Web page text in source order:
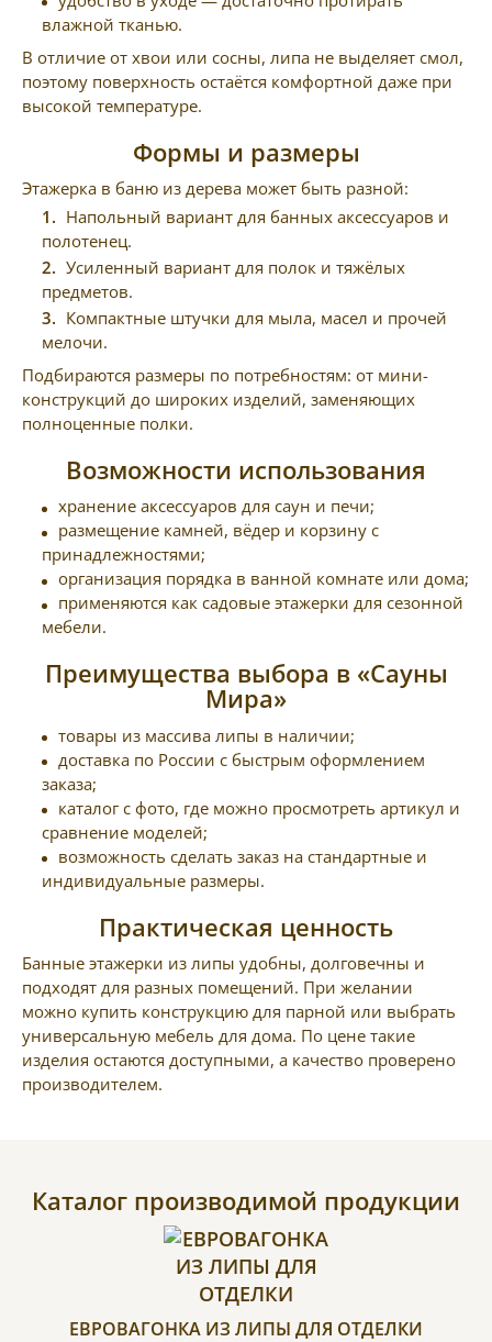
влажной тканью.
В отличие от хвои или сосны, липа не выделяет смол,
поэтому поверхность остаётся комфортной даже при
высокой температуре.
Формы и размеры
Этажерка в баню из дерева может быть разной:
Напольный вариант для банных аксессуаров и
полотенец.
Усиленный вариант для полок и тяжёлых
предметов.
Компактные штучки для мыла, масел и прочей
мелочи.
Подбираются размеры по потребностям: от мини-
конструкций до широких изделий, заменяющих
полноценные полки.
Возможности использования
хранение аксессуаров для саун и печи;
размещение камней, вёдер и корзину с
принадлежностями;
организация порядка в ванной комнате или дома;
применяются как садовые этажерки для сезонной
мебели.
Преимущества выбора в «Сауны
Мира»
товары из массива липы в наличии;
доставка по России с быстрым оформлением
заказа;
каталог с фото, где можно просмотреть артикул и
сравнение моделей;
возможность сделать заказ на стандартные и
индивидуальные размеры.
Практическая ценность
Банные этажерки из липы удобны, долговечны и
подходят для разных помещений. При желании
можно купить конструкцию для парной или выбрать
универсальную мебель для дома. По цене такие
изделия остаются доступными, а качество проверено
производителем.
Каталог производимой продукции
ЕВРОВАГОНКА ИЗ ЛИПЫ ДЛЯ ОТДЕЛКИ